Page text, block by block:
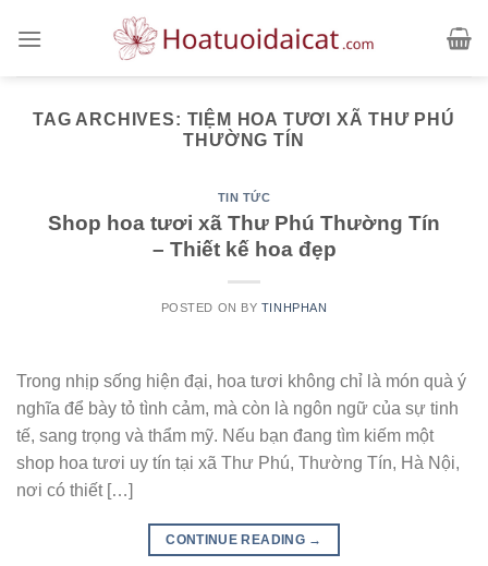
TAG ARCHIVES: TIỆM HOA TƯƠI XÃ THƯ PHÚ
THƯỜNG TÍN
TIN TỨC
Shop hoa tươi xã Thư Phú Thường Tín
– Thiết kế hoa đẹp
POSTED ON BY TINHPHAN
Trong nhịp sống hiện đại, hoa tươi không chỉ là món quà ý
nghĩa để bày tỏ tình cảm, mà còn là ngôn ngữ của sự tinh
tế, sang trọng và thẩm mỹ. Nếu bạn đang tìm kiếm một
shop hoa tươi uy tín tại xã Thư Phú, Thường Tín, Hà Nội,
nơi có thiết […]
CONTINUE READING →